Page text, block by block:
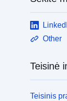
Other
Teisinė
Teisinis